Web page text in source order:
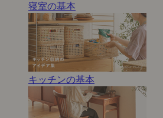
寝室の基本
キッチンの基本